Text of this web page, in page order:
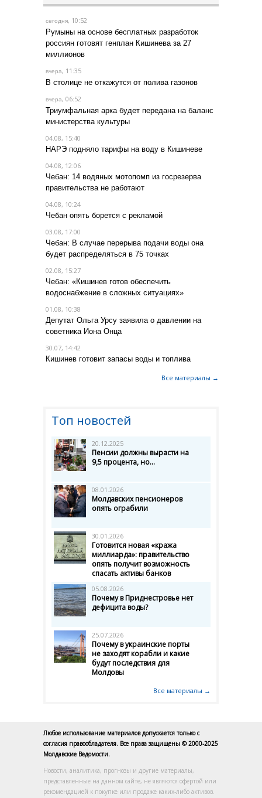
сегодня, 10:52
Румыны на основе бесплатных разработок
россиян готовят генплан Кишинева за 27
миллионов
вчера, 11:35
В столице не откажутся от полива газонов
вчера, 06:52
Триумфальная арка будет передана на баланс
министерства культуры
04.08, 15:40
НАРЭ подняло тарифы на воду в Кишиневе
04.08, 12:06
Чебан: 14 водяных мотопомп из госрезерва
правительства не работают
04.08, 10:24
Чебан опять борется с рекламой
03.08, 17:00
Чебан: В случае перерыва подачи воды она
будет распределяться в 75 точках
02.08, 15:27
Чебан: «Кишинев готов обеспечить
водоснабжение в сложных ситуациях»
01.08, 10:38
Депутат Ольга Урсу заявила о давлении на
советника Иона Онца
30.07, 14:42
Кишинев готовит запасы воды и топлива
Все материалы →
Топ новостей
20.12.2025
Пенсии должны вырасти на
9,5 процента, но...
08.01.2026
Молдавских пенсионеров
опять ограбили
30.01.2026
Готовится новая «кража
миллиарда»: правительство
опять получит возможность
спасать активы банков
05.08.2026
Почему в Приднестровье нет
дефицита воды?
25.07.2026
Почему в украинские порты
не заходят корабли и какие
будут последствия для
Молдовы
Все материалы →
Любое использование материалов допускается только с
согласия правообладателя. Все права защищены © 2000-2025
Молдавские Ведомости.
Новости, аналитика, прогнозы и другие материалы,
представленные на данном сайте, не являются офертой или
рекомендацией к покупке или продаже каких-либо активов.